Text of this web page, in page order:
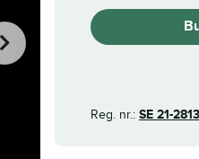
Reg. nr.: SE 21-2813